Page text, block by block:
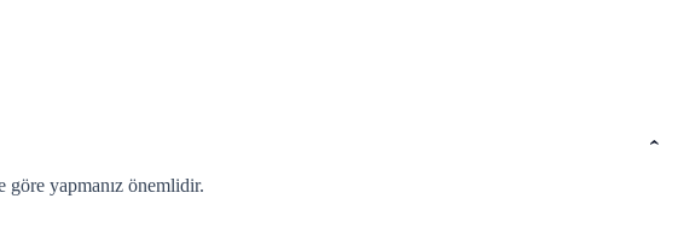
göre yapmanız önemlidir.